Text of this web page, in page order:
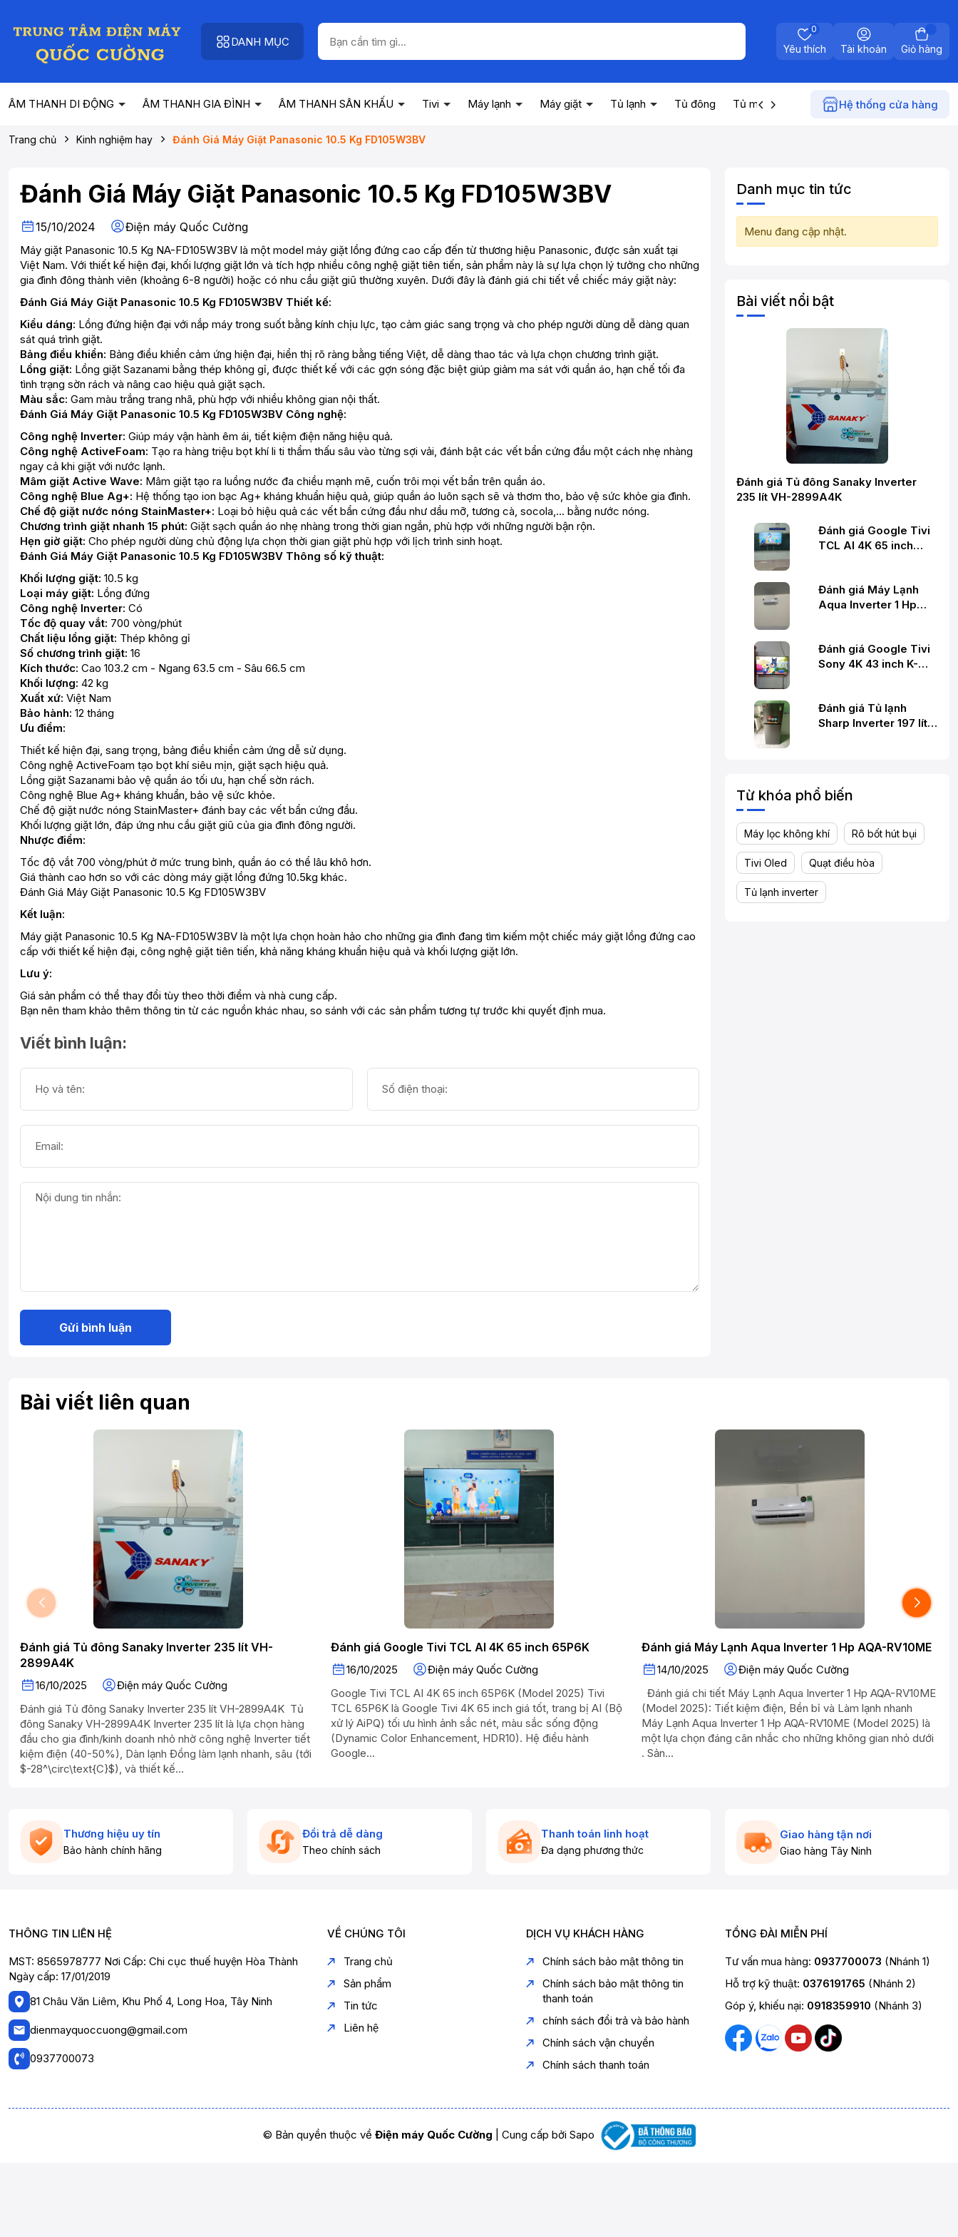
DANH MỤC
Yêu thích
0
Tài khoản Giỏ hàng
ÂM THANH DI ĐỘNG ÂM THANH GIA ĐÌNH ÂM THANH SÂN KHẤU Tivi Máy lạnh Máy giặt Tủ lạnh Tủ đông Tủ mát Máy nước nóng Điện gia
Hệ thống cửa hàng
Trang chủ Kinh nghiệm hay Đánh Giá Máy Giặt Panasonic 10.5 Kg FD105W3BV
Đánh Giá Máy Giặt Panasonic 10.5 Kg FD105W3BV
15/10/2024 Điện máy Quốc Cường
Máy giặt Panasonic 10.5 Kg NA-FD105W3BV là một model máy giặt lồng đứng cao cấp đến từ thương hiệu Panasonic, được sản xuất tại
Việt Nam. Với thiết kế hiện đại, khối lượng giặt lớn và tích hợp nhiều công nghệ giặt tiên tiến, sản phẩm này là sự lựa chọn lý tưởng cho những
gia đình đông thành viên (khoảng 6-8 người) hoặc có nhu cầu giặt giũ thường xuyên. Dưới đây là đánh giá chi tiết về chiếc máy giặt này:
Đánh Giá Máy Giặt Panasonic 10.5 Kg FD105W3BV Thiết kế:
Kiểu dáng: Lồng đứng hiện đại với nắp máy trong suốt bằng kính chịu lực, tạo cảm giác sang trọng và cho phép người dùng dễ dàng quan
sát quá trình giặt.
Bảng điều khiển: Bảng điều khiển cảm ứng hiện đại, hiển thị rõ ràng bằng tiếng Việt, dễ dàng thao tác và lựa chọn chương trình giặt.
Lồng giặt: Lồng giặt Sazanami bằng thép không gỉ, được thiết kế với các gợn sóng đặc biệt giúp giảm ma sát với quần áo, hạn chế tối đa
tình trạng sờn rách và nâng cao hiệu quả giặt sạch.
Màu sắc: Gam màu trắng trang nhã, phù hợp với nhiều không gian nội thất.
Đánh Giá Máy Giặt Panasonic 10.5 Kg FD105W3BV Công nghệ:
Công nghệ Inverter: Giúp máy vận hành êm ái, tiết kiệm điện năng hiệu quả.
Công nghệ ActiveFoam: Tạo ra hàng triệu bọt khí li ti thẩm thấu sâu vào từng sợi vải, đánh bật các vết bẩn cứng đầu một cách nhẹ nhàng
ngay cả khi giặt với nước lạnh.
Mâm giặt Active Wave: Mâm giặt tạo ra luồng nước đa chiều mạnh mẽ, cuốn trôi mọi vết bẩn trên quần áo.
Công nghệ Blue Ag+: Hệ thống tạo ion bạc Ag+ kháng khuẩn hiệu quả, giúp quần áo luôn sạch sẽ và thơm tho, bảo vệ sức khỏe gia đình.
Chế độ giặt nước nóng StainMaster+: Loại bỏ hiệu quả các vết bẩn cứng đầu như dầu mỡ, tương cà, socola,... bằng nước nóng.
Chương trình giặt nhanh 15 phút: Giặt sạch quần áo nhẹ nhàng trong thời gian ngắn, phù hợp với những người bận rộn.
Hẹn giờ giặt: Cho phép người dùng chủ động lựa chọn thời gian giặt phù hợp với lịch trình sinh hoạt.
Đánh Giá Máy Giặt Panasonic 10.5 Kg FD105W3BV Thông số kỹ thuật:
Khối lượng giặt: 10.5 kg
Loại máy giặt: Lồng đứng
Công nghệ Inverter: Có
Tốc độ quay vắt: 700 vòng/phút
Chất liệu lồng giặt: Thép không gỉ
Số chương trình giặt: 16
Kích thước: Cao 103.2 cm - Ngang 63.5 cm - Sâu 66.5 cm
Khối lượng: 42 kg
Xuất xứ: Việt Nam
Bảo hành: 12 tháng
Ưu điểm:
Thiết kế hiện đại, sang trọng, bảng điều khiển cảm ứng dễ sử dụng.
Công nghệ ActiveFoam tạo bọt khí siêu mịn, giặt sạch hiệu quả.
Lồng giặt Sazanami bảo vệ quần áo tối ưu, hạn chế sờn rách.
Công nghệ Blue Ag+ kháng khuẩn, bảo vệ sức khỏe.
Chế độ giặt nước nóng StainMaster+ đánh bay các vết bẩn cứng đầu.
Khối lượng giặt lớn, đáp ứng nhu cầu giặt giũ của gia đình đông người.
Nhược điểm:
Tốc độ vắt 700 vòng/phút ở mức trung bình, quần áo có thể lâu khô hơn.
Giá thành cao hơn so với các dòng máy giặt lồng đứng 10.5kg khác.
Đánh Giá Máy Giặt Panasonic 10.5 Kg FD105W3BV
Kết luận:
Máy giặt Panasonic 10.5 Kg NA-FD105W3BV là một lựa chọn hoàn hảo cho những gia đình đang tìm kiếm một chiếc máy giặt lồng đứng cao
cấp với thiết kế hiện đại, công nghệ giặt tiên tiến, khả năng kháng khuẩn hiệu quả và khối lượng giặt lớn.
Lưu ý:
Giá sản phẩm có thể thay đổi tùy theo thời điểm và nhà cung cấp.
Bạn nên tham khảo thêm thông tin từ các nguồn khác nhau, so sánh với các sản phẩm tương tự trước khi quyết định mua.
Viết bình luận:
Gửi bình luận
Danh mục tin tức
Menu đang cập nhật.
Bài viết nổi bật
Đánh giá Tủ đông Sanaky Inverter
235 lít VH-2899A4K
Đánh giá Google Tivi
TCL AI 4K 65 inch
Đánh giá Máy Lạnh
Aqua Inverter 1 Hp
Đánh giá Google Tivi
Sony 4K 43 inch K-
Đánh giá Tủ lạnh
Sharp Inverter 197 lít
Từ khóa phổ biến
Máy lọc không khí Rô bốt hút bụi
Tivi Oled Quạt điều hòa
Tủ lạnh inverter
Bài viết liên quan
Đánh giá Tủ đông Sanaky Inverter 235 lít VH-
2899A4K
16/10/2025
Điện máy Quốc Cường
Đánh giá Tủ đông Sanaky Inverter 235 lít VH-2899A4K Tủ
đông Sanaky VH-2899A4K Inverter 235 lít là lựa chọn hàng
đầu cho gia đình/kinh doanh nhỏ nhờ công nghệ Inverter tiết
kiệm điện (40-50%), Dàn lạnh Đồng làm lạnh nhanh, sâu (tới
$-28^\circ\text{C}$), và thiết kế...
Đánh giá Google Tivi TCL AI 4K 65 inch 65P6K
16/10/2025
Điện máy Quốc Cường
Google Tivi TCL AI 4K 65 inch 65P6K (Model 2025) Tivi
TCL 65P6K là Google Tivi 4K 65 inch giá tốt, trang bị AI (Bộ
xử lý AiPQ) tối ưu hình ảnh sắc nét, màu sắc sống động
(Dynamic Color Enhancement, HDR10). Hệ điều hành
Google...
Đánh giá Máy Lạnh Aqua Inverter 1 Hp AQA-RV10ME
14/10/2025
Điện máy Quốc Cường
Đánh giá chi tiết Máy Lạnh Aqua Inverter 1 Hp AQA-RV10ME
(Model 2025): Tiết kiệm điện, Bền bỉ và Làm lạnh nhanh
Máy Lạnh Aqua Inverter 1 Hp AQA-RV10ME (Model 2025) là
một lựa chọn đáng cân nhắc cho những không gian nhỏ dưới
. Sản...
Thương hiệu uy tín
Bảo hành chính hãng
Đổi trả dễ dàng
Theo chính sách
Thanh toán linh hoạt
Đa dạng phương thức
Giao hàng tận nơi
Giao hàng Tây Ninh
THÔNG TIN LIÊN HỆ
MST: 8565978777 Nơi Cấp: Chi cục thuế huyện Hòa Thành
Ngày cấp: 17/01/2019
81 Châu Văn Liêm, Khu Phố 4, Long Hoa, Tây Ninh
dienmayquoccuong@gmail.com
0937700073
VỀ CHÚNG TÔI
Trang chủ
Sản phẩm
Tin tức
Liên hệ
DỊCH VỤ KHÁCH HÀNG
Chính sách bảo mật thông tin
Chính sách bảo mật thông tin
thanh toán
chính sách đổi trả và bảo hành
Chính sách vận chuyển
Chính sách thanh toán
TỔNG ĐÀI MIỄN PHÍ
Tư vấn mua hàng: 0937700073 (Nhánh 1)
Hỗ trợ kỹ thuật: 0376191765 (Nhánh 2)
Góp ý, khiếu nại: 0918359910 (Nhánh 3)
© Bản quyền thuộc về Điện máy Quốc Cường Cung cấp bởi Sapo